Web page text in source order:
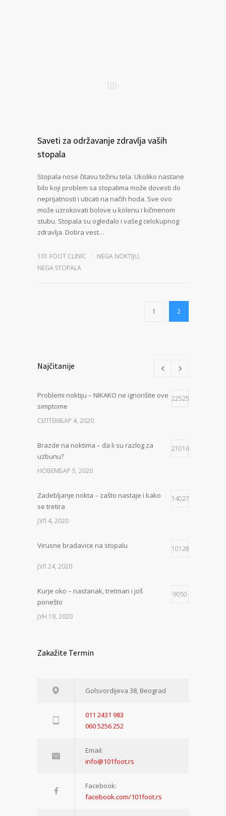
Saveti za održavanje zdravlja vaših
stopala
Stopala nose čitavu težinu tela. Ukoliko nastane
bilo koji problem sa stopalima može dovesti do
neprijatnosti i uticati na načih hoda. Sve ovo
može uzrokovati bolove u kolenu i kičmenom
stubu. Stopala su ogledalo i vašeg celokupnog
zdravlja. Dobra vest…
101 FOOT CLINIC NEGA NOKTIJU,
NEGA STOPALA
1 2
Najčitanije
Problemi noktiju – NIKAKO ne ignorišite ove
simptome
22525
СЕПТЕМБАР 4, 2020
Brazde na noktima – da li su razlog za
uzbunu?
21016
НОВЕМБАР 5, 2020
Zadebljanje nokta – zašto nastaje i kako
se tretira
14027
ЈУЛ 4, 2020
Virusne bradavice na stopalu 10128
ЈУЛ 24, 2020
Kurje oko – nastanak, tretman i još
ponešto
9050
ЈУН 19, 2020
Zakažite Termin
Golsvordijeva 38, Beograd
011 2431 983
060 5256 252
Email:
info@101foot.rs
Facebook:
facebook.com/101foot.rs